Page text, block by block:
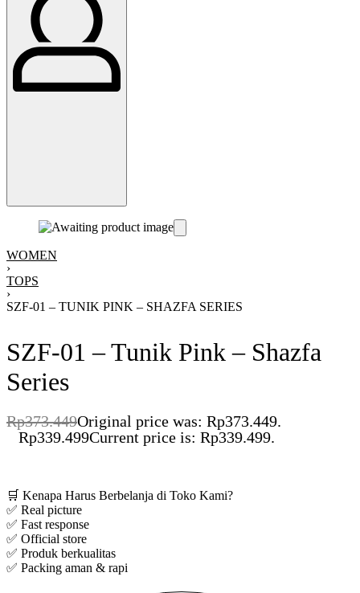
WOMEN
›
TOPS
›
SZF-01 – TUNIK PINK – SHAZFA SERIES
SZF-01 – Tunik Pink – Shazfa
Series
Rp373.449Original price was: Rp373.449.
Rp339.499Current price is: Rp339.499.
🛒 Kenapa Harus Berbelanja di Toko Kami?
✅ Real picture
✅ Fast response
✅ Official store
✅ Produk berkualitas
✅ Packing aman & rapi